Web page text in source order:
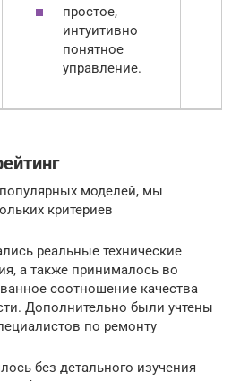
простое,
интуитивно
понятное
управление.
моделей, мы
критериев
реальные технические
а также принималось во
соотношение качества
Дополнительно были учтены
по ремонту
без детального изучения